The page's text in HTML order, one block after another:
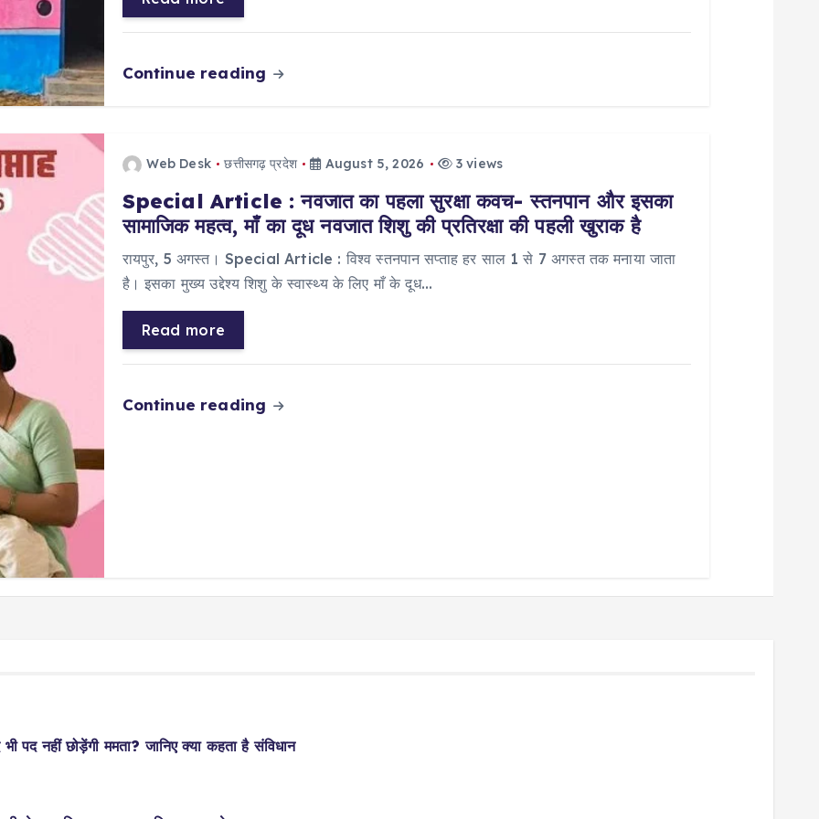
Continue reading
Web Desk छत्तीसगढ़ प्रदेश August 5, 2026 3 views
Special Article : नवजात का पहला सुरक्षा कवच- स्तनपान और इसका
सामाजिक महत्व, माँ का दूध नवजात शिशु की प्रतिरक्षा की पहली खुराक है
रायपुर, 5 अगस्त। Special Article : विश्व स्तनपान सप्ताह हर साल 1 से 7 अगस्त तक मनाया जाता
है। इसका मुख्य उद्देश्य शिशु के स्वास्थ्य के लिए माँ के दूध…
Read more
Continue reading
पद नहीं छोड़ेंगी ममता? जानिए क्या कहता है संविधान